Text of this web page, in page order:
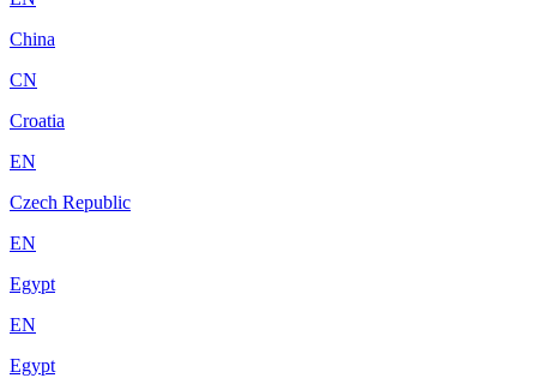
China
CN
Croatia
EN
Czech Republic
EN
Egypt
EN
Egypt